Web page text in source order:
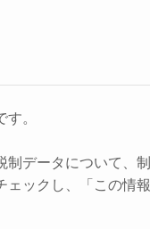
。
データについて、制
ェックし、「この情報